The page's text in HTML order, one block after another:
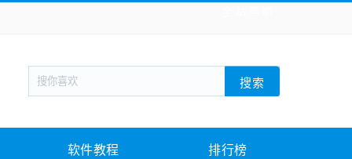
新闻阅读 旅游出行 生活实用
战棋游戏 枪战射击 模拟经营
教育教学 游戏娱乐 系统软件 素材下载
搜索
软件教程 排行榜